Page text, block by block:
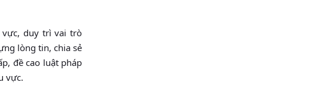
vực, duy trì vai trò
lòng tin, chia sẻ
đề cao luật pháp
vực.